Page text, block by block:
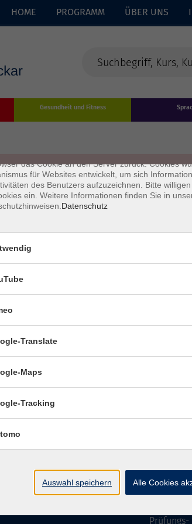
HOME PROGRAMM ÜBER UNS
Gesundheit und Fitness
Mo–Do
Termine
Di9-12
Mi9-12
Do & Fr
sind kleine Datenmengen, die von einer Website
das Cookie an den Server zurück. Cookies
für Websites entwickelt, um sich
des Benutzers aufzuzeichnen. Bitte
ein. Weitere Informationen finden Sie in
Datenschutz
Translate
Maps
Tracking
Auswahl speichern Alle Cookies